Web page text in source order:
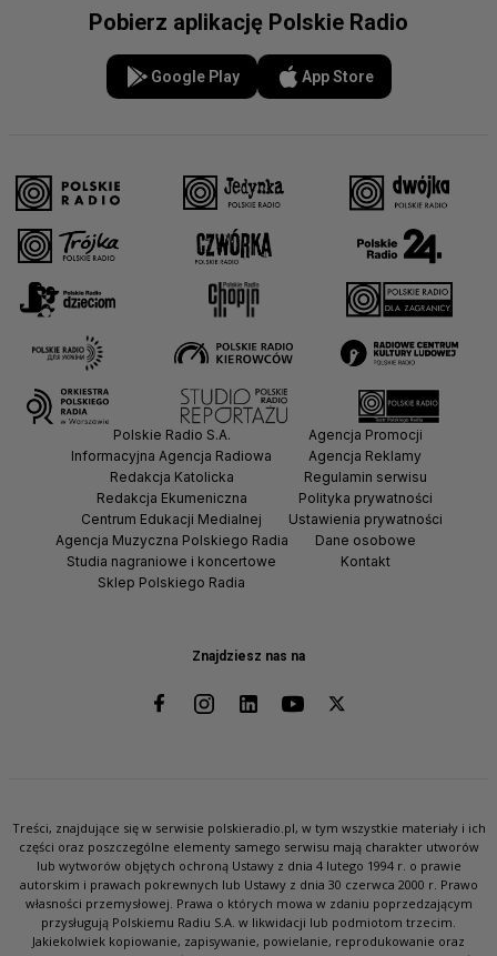
Pobierz aplikację Polskie Radio
Google Play App Store
Znajdziesz nas na
Polskie Radio S.A.
Informacyjna Agencja Radiowa
Redakcja Katolicka
Redakcja Ekumeniczna
Centrum Edukacji Medialnej
Agencja Muzyczna Polskiego Radia
Studia nagraniowe i koncertowe
Sklep Polskiego Radia
Agencja Promocji
Agencja Reklamy
Regulamin serwisu
Polityka prywatności
Ustawienia prywatności
Dane osobowe
Kontakt
Treści, znajdujące się w serwisie polskieradio.pl, w tym wszystkie materiały i ich
części oraz poszczególne elementy samego serwisu mają charakter utworów
lub wytworów objętych ochroną Ustawy z dnia 4 lutego 1994 r. o prawie
autorskim i prawach pokrewnych lub Ustawy z dnia 30 czerwca 2000 r. Prawo
własności przemysłowej. Prawa o których mowa w zdaniu poprzedzającym
przysługują Polskiemu Radiu S.A. w likwidacji lub podmiotom trzecim.
Jakiekolwiek kopiowanie, zapisywanie, powielanie, reprodukowanie oraz